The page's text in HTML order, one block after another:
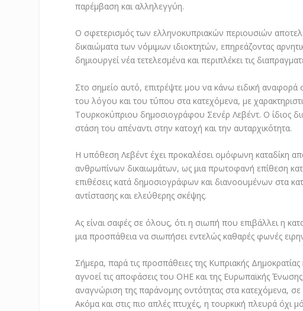
παρέμβαση και αλληλεγγύη.
Ο σφετερισμός των ελληνοκυπριακών περιουσιών
δικαιώματα των νόμιμων ιδιοκτητών, επηρεάζοντας
δημιουργεί νέα τετελεσμένα και περιπλέκει τις
Στο σημείο αυτό, επιτρέψτε μου να κάνω ειδική αναφορά
του λόγου και του τύπου στα κατεχόμενα, με
Τουρκοκύπριου δημοσιογράφου Σενέρ Λεβέντ. Ο ίδιος
στάση του απέναντι στην κατοχή και την αυταρχικότητα.
Η υπόθεση Λεβέντ έχει προκαλέσει ομόφωνη καταδίκη
ανθρωπίνων δικαιωμάτων, ως μια πρωτοφανή επίθεση
επιθέσεις κατά δημοσιογράφων και διανοουμένων στα
αντίστασης και ελεύθερης σκέψης.
Ας είναι σαφές σε όλους, ότι η σιωπή που επιβάλλει η
μια προσπάθεια να σιωπήσει εντελώς καθαρές φωνές
Σήμερα, παρά τις προσπάθειες της Κυπριακής
αγνοεί τις αποφάσεις του ΟΗΕ και της Ευρωπαϊκής
αναγνώριση της παράνομης οντότητας στα κατεχόμενα, σε
Ακόμα και στις πιο απλές πτυχές, η τουρκική πλευρά όχι